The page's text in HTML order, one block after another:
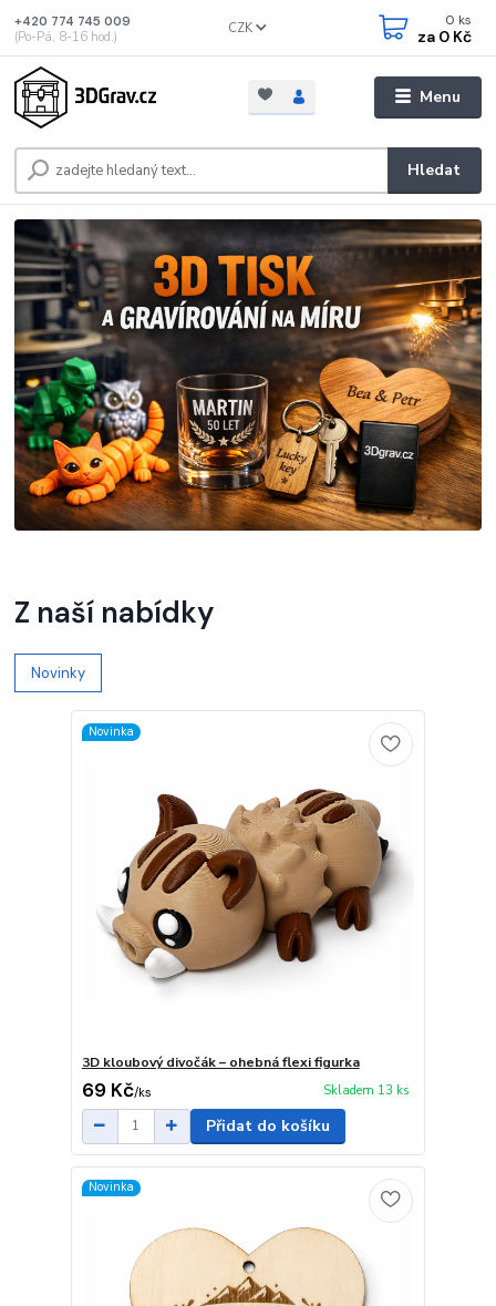
Menu
CZK
Hledat
+420 774 745 009
(Po-Pá, 8-16 hod.)
0 ks
za 0 Kč
Z naší nabídky
Novinky
Novinka
3D kloubový divočák – ohebná flexi figurka
69 Kč/ks Skladem 13 ks
Přidat do košíku
Novinka